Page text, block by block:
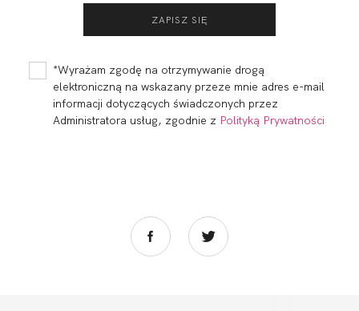
*Wyrażam zgodę na otrzymywanie drogą
elektroniczną na wskazany przeze mnie adres e-mail
informacji dotyczących świadczonych przez
Administratora usług, zgodnie z Polityką Prywatności